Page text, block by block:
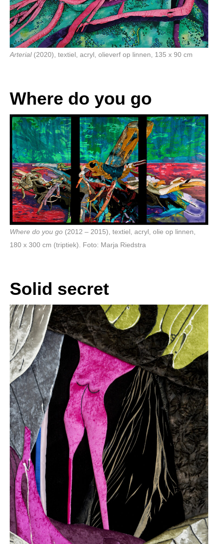
Arterial(2020), textiel, acryl, olieverf op linnen, 135 x 90 cm
Where do you go
Where do you go (2012 – 2015), textiel, acryl, olie op linnen,
180 x 300 cm (triptiek). Foto: Marja Riedstra
Solid secret